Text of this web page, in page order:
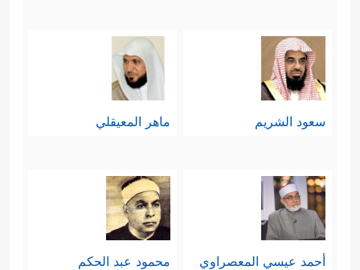
سعود الشريم ماهر المعيقلي
أحمد عيسي المعصراوي محمود عبد الحكم